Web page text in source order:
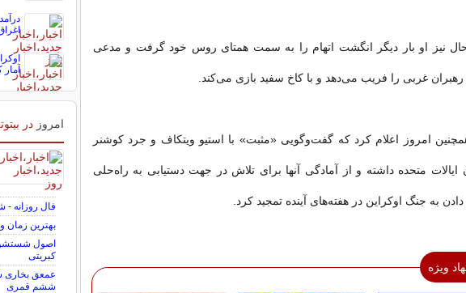
نیز او بار دیگر انگشت اتهام را به سمت همتای روس خود گرفت و مدعی
غربی را فریب می‌دهد و با کاخ سفید بازی می‌کند.
امروز اعلام کرد که گفت‌وگویی «مثبت» با استیو ویتکاف و جرد کوشنر
ایالات متحده داشته و از آمادگی آنها برای تلاش در جهت دستیابی به راه‌حلی
دادن به جنگ اوکراین در هفته‌های آینده تمجید کرد.
ویژه
امروز در
فال روزانه - شنبه 17
بهترین زمان
اصول
کبریتی
عمعق بخاری
ششم قمری